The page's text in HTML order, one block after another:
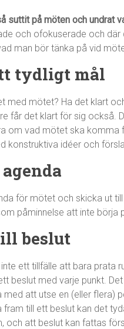
suttit på möten och undrat
och ofokuserade och
man bör tänka på vid
tydligt mål
med mötet? Ha det klart
får det klart för sig också.
om vad mötet ska komma
konstruktiva idéer och
för mötet och skicka ut
påminnelse att inte
beslut
ett tillfälle att bara prata
beslut med varje punkt.
med att utse en (eller flera)
fram till ett beslut kan det
och att beslut kan fattas